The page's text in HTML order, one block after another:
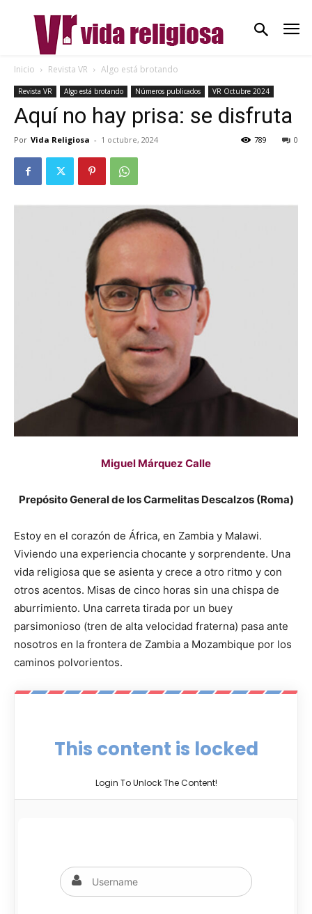
Inicio Revista VR Algo está brotando
Revista VR Algo está brotando Números publicados VR Octubre 2024
Aquí no hay prisa: se disfruta
Por Vida Religiosa - 1 octubre, 2024 0
789
Miguel Márquez Calle
Prepósito General de los Carmelitas Descalzos (Roma)
Estoy en el corazón de África, en Zambia y Malawi.
Viviendo una experiencia chocante y sorprendente. Una
vida religiosa que se asienta y crece a otro ritmo y con
otros acentos. Misas de cinco horas sin una chispa de
aburrimiento. Una carreta tirada por un buey
parsimonioso (tren de alta velocidad fraterna) pasa ante
nosotros en la frontera de Zambia a Mozambique por los
caminos polvorientos.
This content is locked
Login To Unlock The Content!